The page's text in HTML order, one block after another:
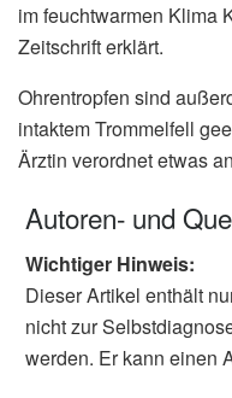
im feuchtwarmen Klima
Zeitschrift erklärt.
Ohrentropfen sind
intaktem Trommelfell
Ärztin verordnet etwas
Autoren- und
Wichtiger Hinweis:
Dieser Artikel enthält
nicht zur
werden. Er kann einen